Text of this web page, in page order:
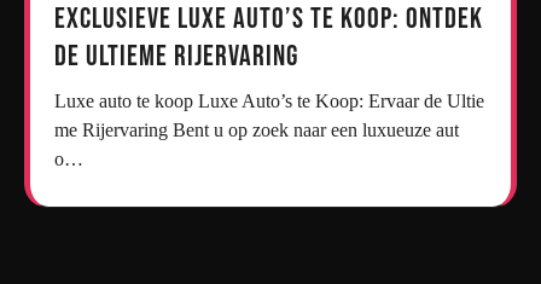
Exclusieve Luxe Auto’s te Koop: Ontdek
de Ultieme Rijervaring
Luxe auto te koop Luxe Auto’s te Koop: Ervaar de Ultie
me Rijervaring Bent u op zoek naar een luxueuze aut
o…